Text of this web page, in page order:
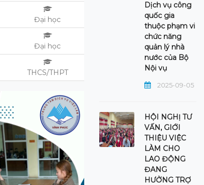
Đại học
Đại học
THCS/THPT
Dịch vụ công
quốc gia
thuộc phạm vi
chức năng
quản lý nhà
nước của Bộ
Nội vụ
2025-09-05
HỘI NGHỊ TƯ
VẤN, GIỚI
THIỆU VIỆC
LÀM CHO
LAO ĐỘNG
ĐANG
HƯỞNG TRỢ